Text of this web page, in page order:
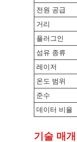
전원 공급
거리
플러그인
섬유 종류
레이저
온도 범위
준수
데이터 비율
기술 매